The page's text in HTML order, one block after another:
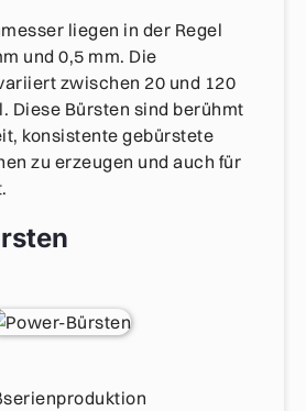
liegen in der Regel
und 0,5 mm. Die
zwischen 20 und 120
Diese Bürsten sind berühmt
konsistente gebürstete
zu erzeugen und auch für